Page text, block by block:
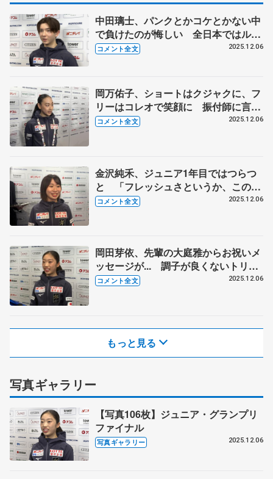
中田璃士、パンクとかコケとかない中
で負けたのが悔しい 全日本ではルー
プ、サルコー、トーループ2本の4回転
コメント全文 2025.12.06
岡万佑子、ショートはクジャクに、フ
リーはコレオで笑顔に 振付師に言わ
れたことを意識した練習が表現につな
コメント全文 2025.12.06
金沢純禾、ジュニア1年目ではつらつ
と 「フレッシュさというか、この自
然に出る元気さだけは本当に負けな
コメント全文 2025.12.06
岡田芽依、先輩の大庭雅からお祝いメ
ッセージが... 調子が良くないトリプ
ルアクセルで助言ももらって 【ジュ
コメント全文 2025.12.06
もっと見る
写真ギャラリー
【写真106枚】ジュニア・グランプリ
ファイナル
写真ギャラリー 2025.12.06